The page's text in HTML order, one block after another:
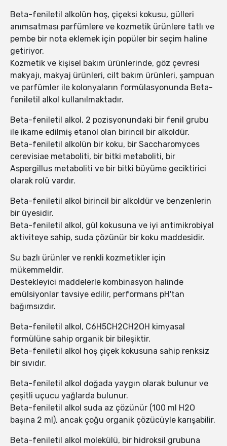
Beta-feniletil alkolün hoş, çiçeksi kokusu, gülleri
anımsatması parfümlere ve kozmetik ürünlere tatlı ve
pembe bir nota eklemek için popüler bir seçim haline
getiriyor.
Kozmetik ve kişisel bakım ürünlerinde, göz çevresi
makyajı, makyaj ürünleri, cilt bakım ürünleri, şampuan
ve parfümler ile kolonyaların formülasyonunda Beta-
feniletil alkol kullanılmaktadır.
Beta-feniletil alkol, 2 pozisyonundaki bir fenil grubu
ile ikame edilmiş etanol olan birincil bir alkoldür.
Beta-feniletil alkolün bir koku, bir Saccharomyces
cerevisiae metaboliti, bir bitki metaboliti, bir
Aspergillus metaboliti ve bir bitki büyüme geciktirici
olarak rolü vardır.
Beta-feniletil alkol birincil bir alkoldür ve benzenlerin
bir üyesidir.
Beta-feniletil alkol, gül kokusuna ve iyi antimikrobiyal
aktiviteye sahip, suda çözünür bir koku maddesidir.
Su bazlı ürünler ve renkli kozmetikler için
mükemmeldir.
Destekleyici maddelerle kombinasyon halinde
emülsiyonlar tavsiye edilir, performans pH'tan
bağımsızdır.
Beta-feniletil alkol, C6H5CH2CH2OH kimyasal
formülüne sahip organik bir bileşiktir.
Beta-feniletil alkol hoş çiçek kokusuna sahip renksiz
bir sıvıdır.
Beta-feniletil alkol doğada yaygın olarak bulunur ve
çeşitli uçucu yağlarda bulunur.
Beta-feniletil alkol suda az çözünür (100 ml H2O
başına 2 ml), ancak çoğu organik çözücüyle karışabilir.
Beta-feniletil alkol molekülü, bir hidroksil grubuna